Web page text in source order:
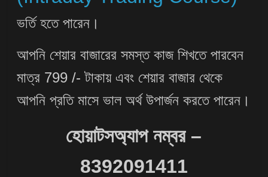
ভর্তি হতে পারেন।
আপনি শেয়ার বাজারের সমস্ত কাজ শিখতে পারবেন
মাত্র 799 /- টাকায় এবং শেয়ার বাজার থেকে
আপনি প্রতি মাসে ভাল অর্থ উপার্জন করতে পারেন।
হোয়াটসঅ্যাপ নম্বর –
8392091411